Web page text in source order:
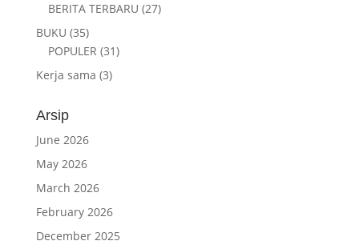
BERITA TERBARU (27)
BUKU (35)
POPULER (31)
Kerja sama (3)
Arsip
June 2026
May 2026
March 2026
February 2026
December 2025